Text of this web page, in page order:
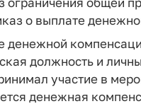
о выплате
денежной
должность и
участие в
денежная